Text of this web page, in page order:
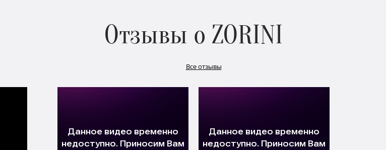
Отзывы о ZORINI
Все отзывы